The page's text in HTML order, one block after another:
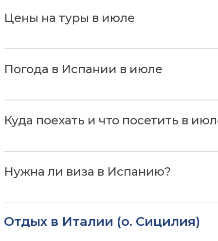
Цены на туры в июле
Погода в Испании в июле
Куда поехать и что посетить в
Нужна ли виза в Испанию?
Отдых в Италии (о. Сицилия)